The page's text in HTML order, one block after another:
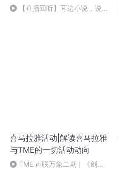
【直播回听】耳边小说，说进
喜马拉雅活动|解读喜马拉雅
与TME的一切活动动向
TME 声联万象二期｜《剑